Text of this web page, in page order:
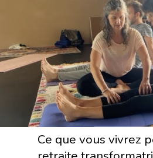
Ce que vous vivrez